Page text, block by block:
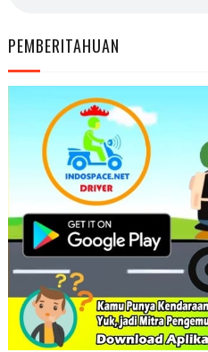
PEMBERITAHUAN